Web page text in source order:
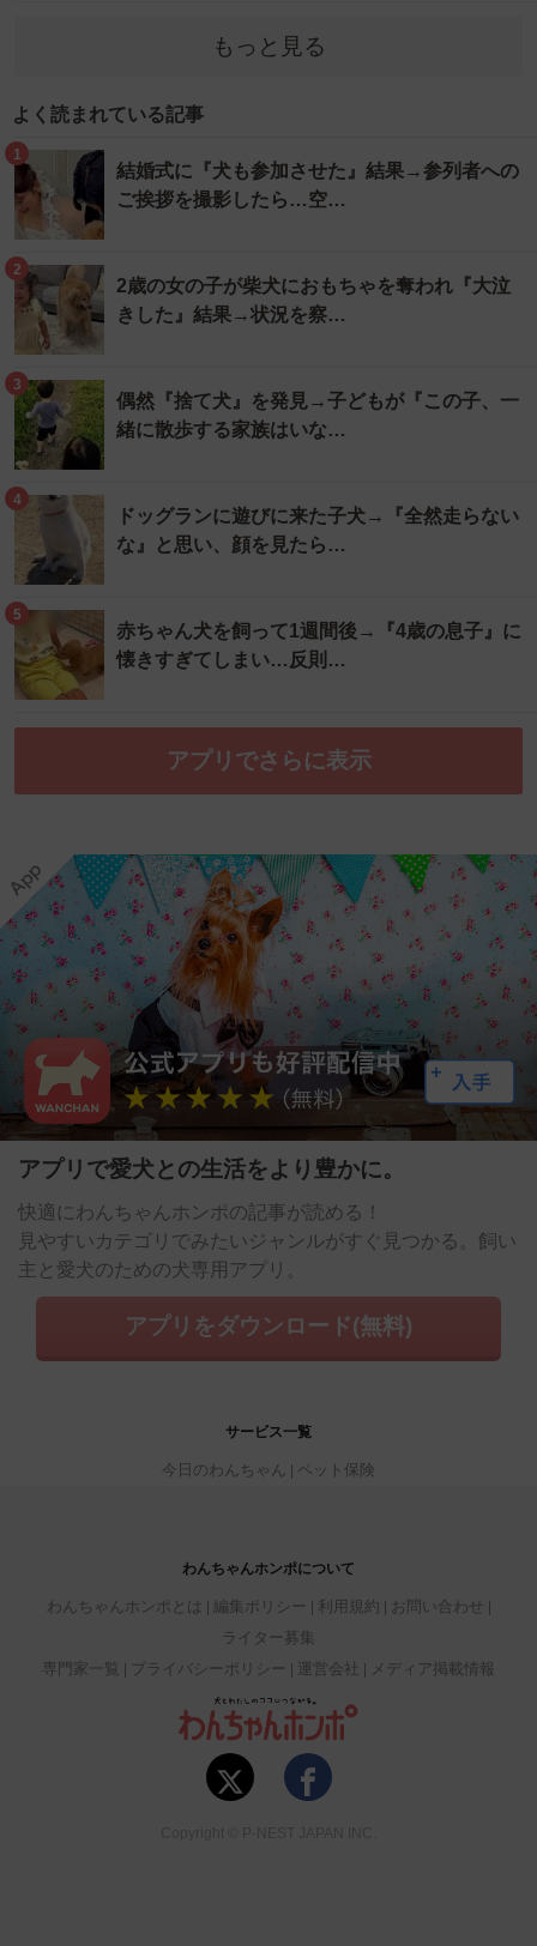
もっと見る
よく読まれている記事
1
結婚式に『犬も参加させた』結果→参列者への
ご挨拶を撮影したら…空…
2
2歳の女の子が柴犬におもちゃを奪われ『大泣
きした』結果→状況を察…
3
偶然『捨て犬』を発見→子どもが『この子、一
緒に散歩する家族はいな…
4
ドッグランに遊びに来た子犬→『全然走らない
な』と思い、顔を見たら…
5
赤ちゃん犬を飼って1週間後→『4歳の息子』に
懐きすぎてしまい…反則…
アプリでさらに表示
アプリで愛犬との生活をより豊かに。
快適にわんちゃんホンポの記事が読める！
見やすいカテゴリでみたいジャンルがすぐ見つかる。飼い
主と愛犬のための犬専用アプリ。
アプリをダウンロード(無料)
サービス一覧
今日のわんちゃん ペット保険
わんちゃんホンポについて
わんちゃんホンポとは 編集ポリシー 利用規約
お問い合わせ
ライター募集
専門家一覧
プライバシーポリシー 運営会社 メディア掲載情報